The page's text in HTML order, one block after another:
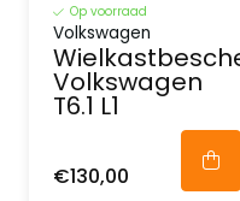
Op voorraad
Volkswagen
Volkswagen
T6.1 L1
€130,00